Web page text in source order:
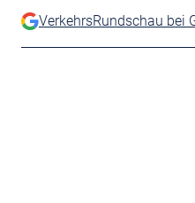
VerkehrsRundschau bei